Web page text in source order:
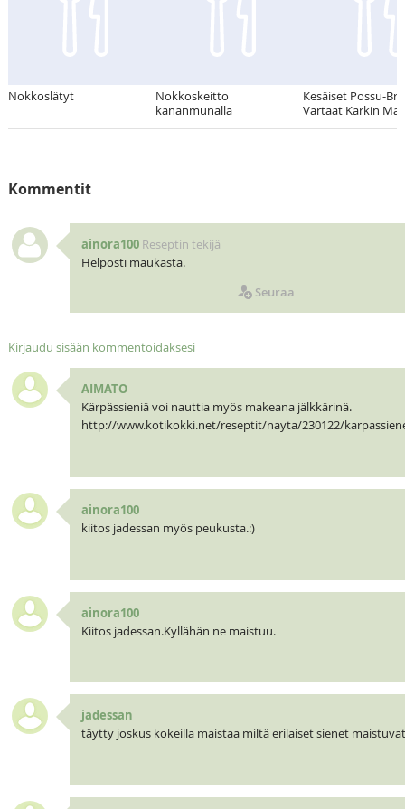
Nokkoslätyt
Nokkoskeitto
kananmunalla
Kesäiset Possu-
Vartaat Karkin
Kommentit
ainora100 Reseptin tekijä
Helposti maukasta.
Seuraa
Kirjaudu sisään kommentoidaksesi
AIMATO
Kärpässieniä voi nauttia myös makeana jälkkärinä.
http://www.kotikokki.net/reseptit/nayta/230122/
ainora100
kiitos jadessan myös peukusta.:)
ainora100
Kiitos jadessan.Kyllähän ne maistuu.
jadessan
täytty joskus kokeilla maistaa miltä erilaiset sienet maistuvat